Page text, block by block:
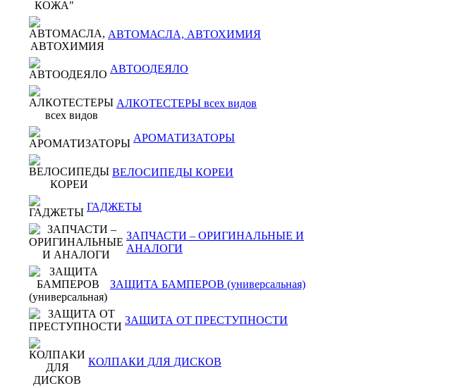
АВТОМАСЛА, АВТОХИМИЯ
АВТООДЕЯЛО
АЛКОТЕСТЕРЫ всех видов
АРОМАТИЗАТОРЫ
ВЕЛОСИПЕДЫ КОРЕИ
ГАДЖЕТЫ
ЗАПЧАСТИ – ОРИГИНАЛЬНЫЕ И
АНАЛОГИ
ЗАЩИТА БАМПЕРОВ (универсальная)
ЗАЩИТА ОТ ПРЕСТУПНОСТИ
КОЛПАКИ ДЛЯ ДИСКОВ